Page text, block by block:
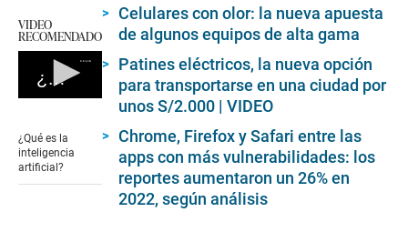
VIDEO
RECOMENDADO
¿Qué es la inteligencia artificial?
of
1
minute,
¿Qué es la
inteligencia
artificial?
Celulares con olor: la nueva apuesta
de algunos equipos de alta gama
Patines eléctricos, la nueva opción
para transportarse en una ciudad por
unos S/2.000 | VIDEO
Chrome, Firefox y Safari entre las
apps con más vulnerabilidades: los
reportes aumentaron un 26% en
2022, según análisis